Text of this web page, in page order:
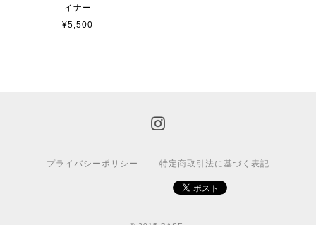
イナー
¥5,500
プライバシーポリシー 特定商取引法に基づく表記